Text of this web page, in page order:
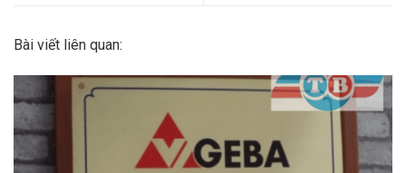
Bài viết liên quan: